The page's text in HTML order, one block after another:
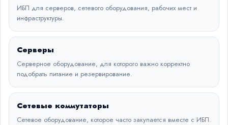
ИБП для серверов, сетевого оборудования, рабочих мест и
инфраструктуры.
Серверы
Серверное оборудование, для которого важно корректно
подобрать питание и резервирование.
Сетевые коммутаторы
Сетевое оборудование, которое часто закупается вместе с ИБП.